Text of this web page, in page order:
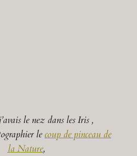
le nez dans les Iris ,
lecoup de pinceau de
la Nature,